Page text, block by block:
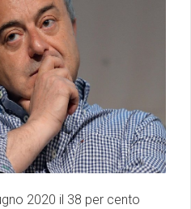
2020 il 38 per cento